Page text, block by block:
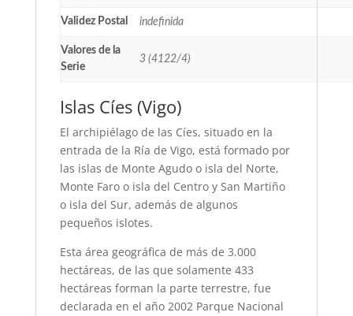
Validez Postal indefinida
Valores de la
Serie
3 (4122/4)
Islas Cíes (Vigo)
El archipiélago de las Cíes, situado en la
entrada de la Ría de Vigo, está formado por
las islas de Monte Agudo o isla del Norte,
Monte Faro o isla del Centro y San Martiño
o isla del Sur, además de algunos
pequeños islotes.
Esta área geográfica de más de 3.000
hectáreas, de las que solamente 433
hectáreas forman la parte terrestre, fue
declarada en el año 2002 Parque Nacional